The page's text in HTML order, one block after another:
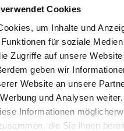
Cookies
um Inhalte und
für soziale
Zugriffe auf unsere
geben wir
Website an unsere
und Analysen
Informationen
die Sie ihnen
Provonce
PRODUKTE FILTERN
gefunden.